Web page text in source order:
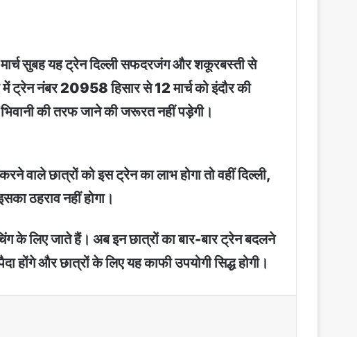
सुबह यह ट्रेन दिल्ली सफदरजंग और शकूरबस्ती से
ट्रेन नंबर 20958 हिसार से 12 मार्च को इंदौर की
की तरफ जाने की जरूरत नहीं पड़ेगी।
वाले छात्रों को इस ट्रेन का लाभ होगा तो वहीं दिल्ली,
ठहराव नहीं होगा।
के लिए जाते हैं। अब इन छात्रों का बार-बार ट्रेन बदलने
और छात्रों के लिए यह काफी उपयोगी सिद्ध होगी।